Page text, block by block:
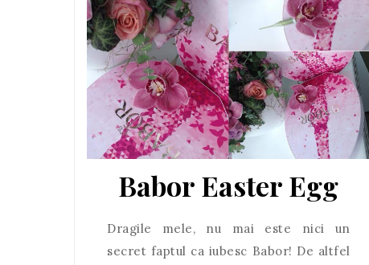
Babor Easter Egg
Dragile mele, nu mai este nici un
secret faptul ca iubesc Babor! De altfel